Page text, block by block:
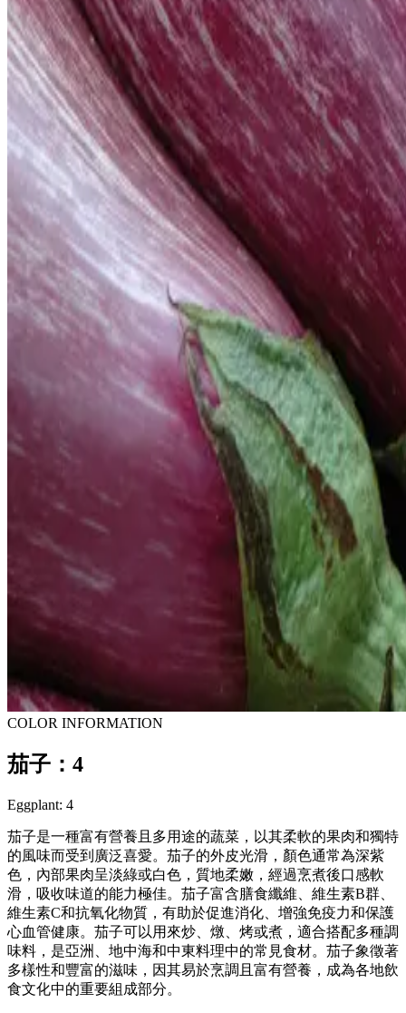
COLOR INFORMATION
茄子：4
Eggplant: 4
茄子是一種富有營養且多用途的蔬菜，以其柔軟的果肉和獨特
的風味而受到廣泛喜愛。茄子的外皮光滑，顏色通常為深紫
色，內部果肉呈淡綠或白色，質地柔嫩，經過烹煮後口感軟
滑，吸收味道的能力極佳。茄子富含膳食纖維、維生素B群、
維生素C和抗氧化物質，有助於促進消化、增強免疫力和保護
心血管健康。茄子可以用來炒、燉、烤或煮，適合搭配多種調
味料，是亞洲、地中海和中東料理中的常見食材。茄子象徵著
多樣性和豐富的滋味，因其易於烹調且富有營養，成為各地飲
食文化中的重要組成部分。